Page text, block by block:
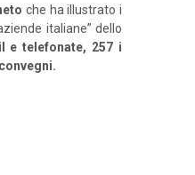
che ha illustrato i
italiane” dello
e telefonate, 257 i